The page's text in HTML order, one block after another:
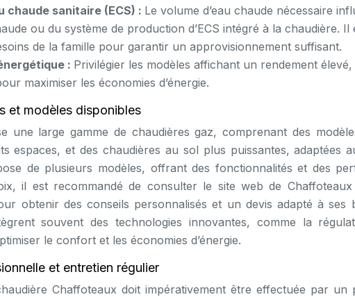
chaude sanitaire (ECS) : Le volume d’eau chaude nécessaire
ou du système de production d’ECS intégré à la chaudière.
de la famille pour garantir un approvisionnement suffisant.
: Privilégier les modèles affichant un rendement
maximiser les économies d’énergie.
et modèles disponibles
une large gamme de chaudières gaz, comprenant des
espaces, et des chaudières au sol plus puissantes, adaptées
de plusieurs modèles, offrant des fonctionnalités et des
il est recommandé de consulter le site web de
obtenir des conseils personnalisés et un devis adapté à ses
souvent des technologies innovantes, comme la
le confort et les économies d’énergie.
et entretien régulier
Chaffoteaux doit impérativement être effectuée par un